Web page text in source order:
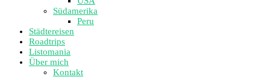
Südamerika
Peru
Städtereisen
Roadtrips
Listomania
Über mich
Kontakt